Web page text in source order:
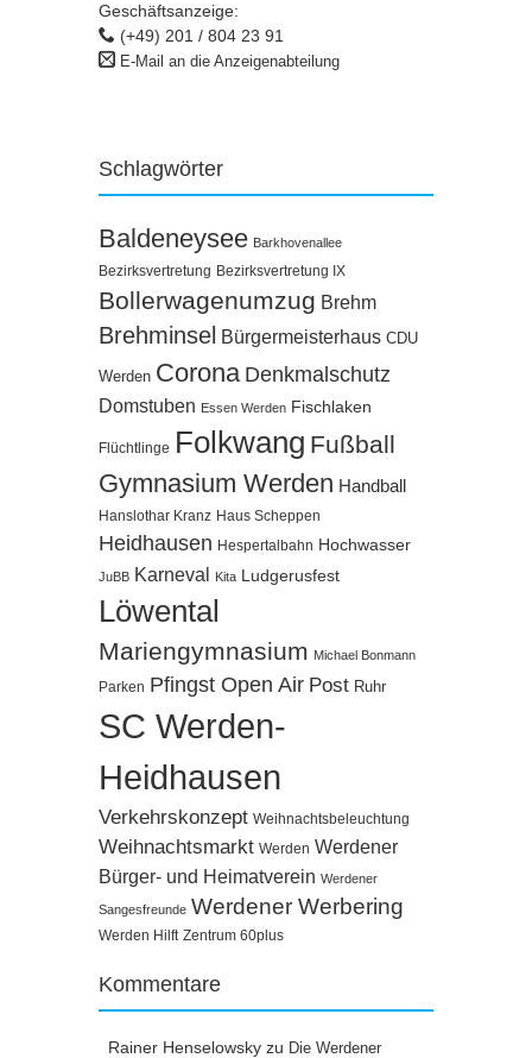
Geschäftsanzeige:
(+49) 201 / 804 23 91
E-Mail an die Anzeigenabteilung
Schlagwörter
Baldeneysee Barkhovenallee
Bezirksvertretung Bezirksvertretung IX
Bollerwagenumzug Brehm
Brehminsel Bürgermeisterhaus CDU
Werden Corona Denkmalschutz
Domstuben Essen Werden Fischlaken
Flüchtlinge Folkwang Fußball
Gymnasium Werden Handball
Hanslothar Kranz Haus Scheppen
Heidhausen Hespertalbahn Hochwasser
JuBB Karneval Kita Ludgerusfest
Löwental
Mariengymnasium Michael Bonmann
Parken Pfingst Open Air Post Ruhr
SC Werden-
Heidhausen
Verkehrskonzept Weihnachtsbeleuchtung
Weihnachtsmarkt Werden Werdener
Bürger- und Heimatverein Werdener
Sangesfreunde Werdener Werbering
Werden Hilft Zentrum 60plus
Kommentare
Rainer Henselowsky zu Die Werdener